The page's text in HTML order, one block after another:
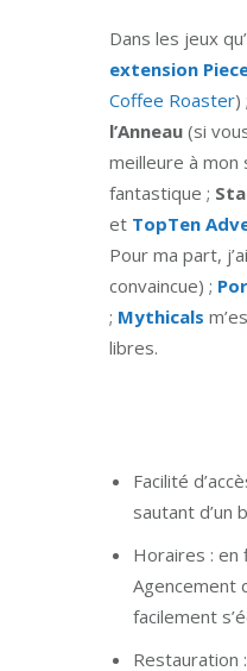
Dans les jeux
extension
Coffee Roaster) ;
l’Anneau (si
meilleure à mon
fantastique ;
et TopTen
Pour ma part,
convaincue) ;
; Mythicals
libres.
Facilité
sautant d’un
Horaires : en
Agencement
facilement
Restauration